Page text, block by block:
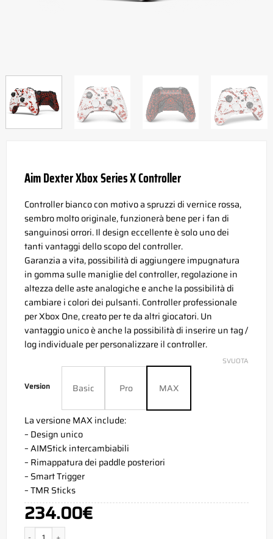
Aim Dexter Xbox Series X Controller
Controller bianco con motivo a spruzzi di vernice rossa,
sembro molto originale, funzionerà bene per i fan di
sanguinosi orrori. Il design eccellente è solo uno dei
tanti vantaggi dello scopo del controller.
Garanzia a vita, possibilità di aggiungere impugnatura
in gomma sulle maniglie del controller, regolazione in
altezza delle aste analogiche e anche la possibilità di
cambiare i colori dei pulsanti. Controller professionale
per Xbox One, creato per te da altri giocatori. Un
vantaggio unico è anche la possibilità di inserire un tag /
log individuale per personalizzare il controller.
Version Basic Pro MAX
SVUOTA
La versione MAX include:
– Design unico
– AIMStick intercambiabili
– Rimappatura dei paddle posteriori
– Smart Trigger
– TMR Sticks
234.00€
Aim Dexter Xbox Series X Controller quantità